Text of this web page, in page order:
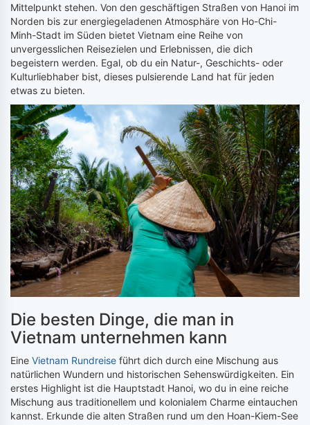
Mittelpunkt stehen. Von den geschäftigen Straßen von Hanoi im
Norden bis zur energiegeladenen Atmosphäre von Ho-Chi-
Minh-Stadt im Süden bietet Vietnam eine Reihe von
unvergesslichen Reisezielen und Erlebnissen, die dich
begeistern werden. Egal, ob du ein Natur-, Geschichts- oder
Kulturliebhaber bist, dieses pulsierende Land hat für jeden
etwas zu bieten.
Die besten Dinge, die man in
Vietnam unternehmen kann
Eine Vietnam Rundreise führt dich durch eine Mischung aus
natürlichen Wundern und historischen Sehenswürdigkeiten. Ein
erstes Highlight ist die Hauptstadt Hanoi, wo du in eine reiche
Mischung aus traditionellem und kolonialem Charme eintauchen
kannst. Erkunde die alten Straßen rund um den Hoan-Kiem-See